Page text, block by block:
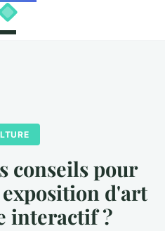
conseils pour
d'art
interactif ?